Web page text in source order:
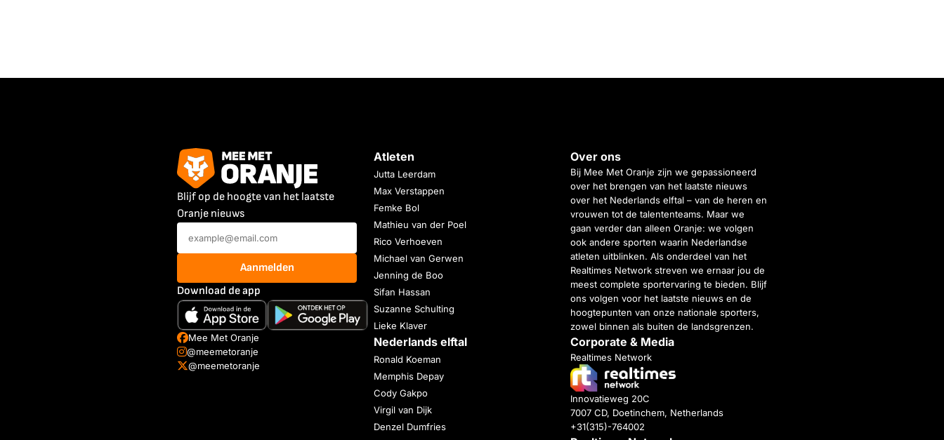
Blijf op de hoogte van het laatste
Oranje nieuws
Aanmelden
Download de app
Mee Met Oranje
@meemetoranje
@meemetoranje
Atleten
Jutta Leerdam
Max Verstappen
Femke Bol
Mathieu van der Poel
Rico Verhoeven
Michael van Gerwen
Jenning de Boo
Sifan Hassan
Suzanne Schulting
Lieke Klaver
Nederlands elftal
Ronald Koeman
Memphis Depay
Cody Gakpo
Virgil van Dijk
Denzel Dumfries
Over ons
Bij Mee Met Oranje zijn we gepassioneerd
over het brengen van het laatste nieuws
over het Nederlands elftal – van de heren en
vrouwen tot de talententeams. Maar we
gaan verder dan alleen Oranje: we volgen
ook andere sporten waarin Nederlandse
atleten uitblinken. Als onderdeel van het
Realtimes Network streven we ernaar jou de
meest complete sportervaring te bieden. Blijf
ons volgen voor het laatste nieuws en de
hoogtepunten van onze nationale sporters,
zowel binnen als buiten de landsgrenzen.
Corporate & Media
Realtimes Network
Innovatieweg 20C
7007 CD, Doetinchem, Netherlands
+31(315)-764002